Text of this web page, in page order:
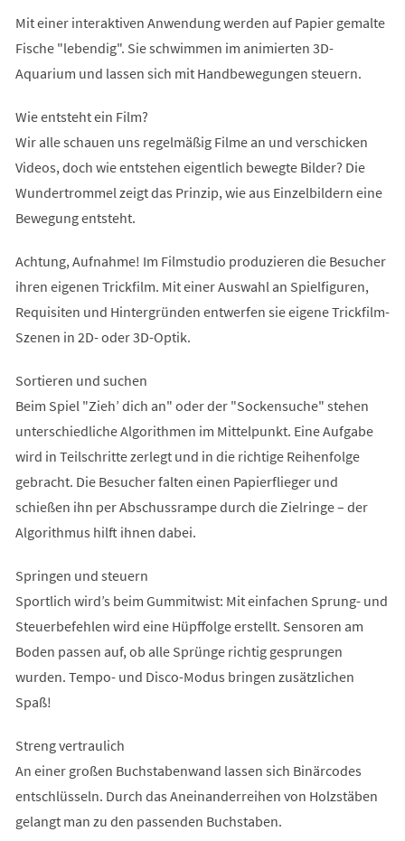
Mit einer interaktiven Anwendung werden auf Papier gemalte
Fische "lebendig". Sie schwimmen im animierten 3D-
Aquarium und lassen sich mit Handbewegungen steuern.
Wie entsteht ein Film?
Wir alle schauen uns regelmäßig Filme an und verschicken
Videos, doch wie entstehen eigentlich bewegte Bilder? Die
Wundertrommel zeigt das Prinzip, wie aus Einzelbildern eine
Bewegung entsteht.
Achtung, Aufnahme! Im Filmstudio produzieren die Besucher
ihren eigenen Trickfilm. Mit einer Auswahl an Spielfiguren,
Requisiten und Hintergründen entwerfen sie eigene Trickfilm-
Szenen in 2D- oder 3D-Optik.
Sortieren und suchen
Beim Spiel "Zieh’ dich an" oder der "Sockensuche" stehen
unterschiedliche Algorithmen im Mittelpunkt. Eine Aufgabe
wird in Teilschritte zerlegt und in die richtige Reihenfolge
gebracht. Die Besucher falten einen Papierflieger und
schießen ihn per Abschussrampe durch die Zielringe – der
Algorithmus hilft ihnen dabei.
Springen und steuern
Sportlich wird’s beim Gummitwist: Mit einfachen Sprung- und
Steuerbefehlen wird eine Hüpffolge erstellt. Sensoren am
Boden passen auf, ob alle Sprünge richtig gesprungen
wurden. Tempo- und Disco-Modus bringen zusätzlichen
Spaß!
Streng vertraulich
An einer großen Buchstabenwand lassen sich Binärcodes
entschlüsseln. Durch das Aneinanderreihen von Holzstäben
gelangt man zu den passenden Buchstaben.